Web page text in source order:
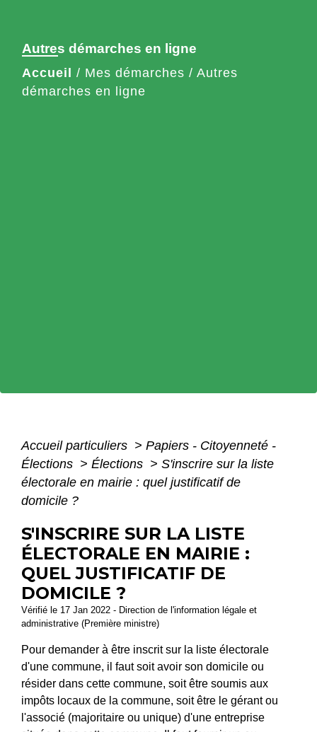
Autres démarches en ligne
Accueil / Mes démarches / Autres
démarches en ligne
Accueil particuliers > Papiers - Citoyenneté -
Élections > Élections > S'inscrire sur la liste
électorale en mairie : quel justificatif de
domicile ?
S'INSCRIRE SUR LA LISTE
ÉLECTORALE EN MAIRIE :
QUEL JUSTIFICATIF DE
DOMICILE ?
Vérifié le 17 Jan 2022 - Direction de l'information légale et
administrative (Première ministre)
Pour demander à être inscrit sur la liste électorale
d'une commune, il faut soit avoir son domicile ou
résider dans cette commune, soit être soumis aux
impôts locaux de la commune, soit être le gérant ou
l'associé (majoritaire ou unique) d'une entreprise